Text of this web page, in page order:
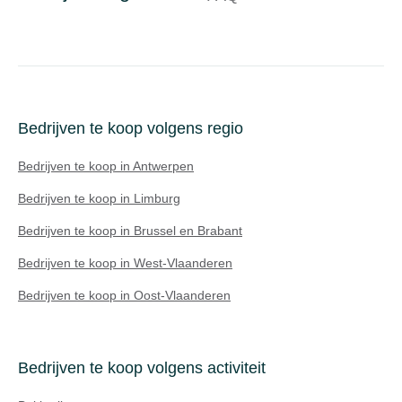
Bedrijven te koop volgens regio
Bedrijven te koop in Antwerpen
Bedrijven te koop in Limburg
Bedrijven te koop in Brussel en Brabant
Bedrijven te koop in West-Vlaanderen
Bedrijven te koop in Oost-Vlaanderen
Bedrijven te koop volgens activiteit